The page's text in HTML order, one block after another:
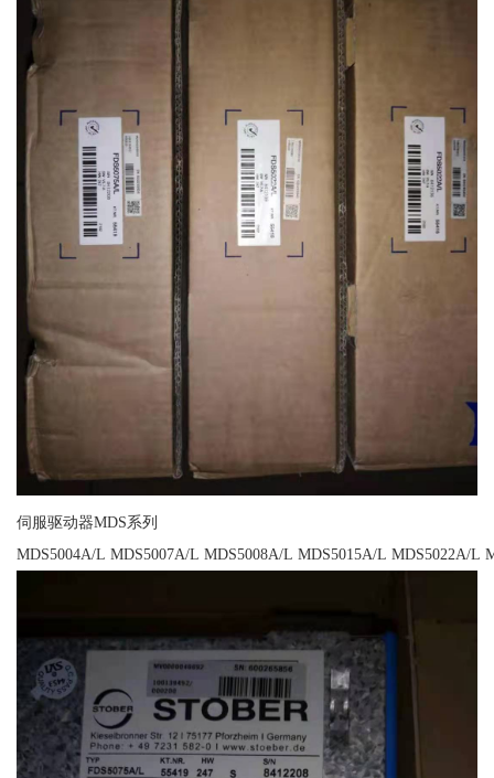
伺服驱动器MDS系列
MDS5004A/L MDS5007A/L MDS5008A/L MDS5015A/L MDS5022A/